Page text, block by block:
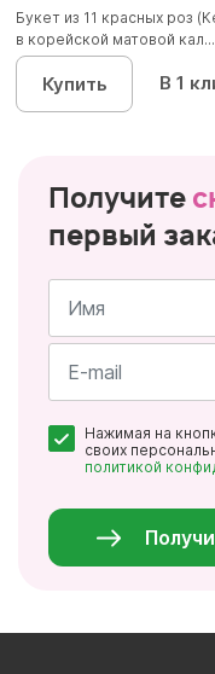
Букет из 11 красных роз
в корейской матовой кал...
Купить В 1
Получите
первый
Имя
*
Нажимая на
своих
политикой